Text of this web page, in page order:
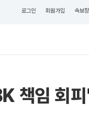
로그인 회원가입 속보창
책임 회